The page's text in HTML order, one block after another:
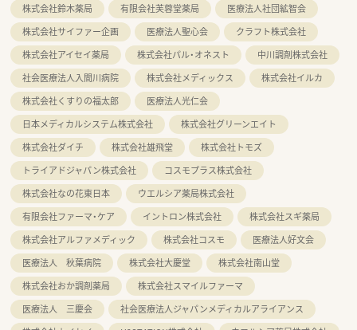
株式会社鈴木薬局
有限会社芙蓉堂薬局
医療法人社団絋智会
株式会社サイファー企画
医療法人聖心会
クラフト株式会社
株式会社アイセイ薬局
株式会社パル・オネスト
中川調剤株式会社
社会医療法人入間川病院
株式会社メディックス
株式会社イルカ
株式会社くすりの福太郎
医療法人光仁会
日本メディカルシステム株式会社
株式会社グリーンエイト
株式会社ダイチ
株式会社雄飛堂
株式会社トモズ
トライアドジャパン株式会社
コスモプラス株式会社
株式会社なの花東日本
ウエルシア薬局株式会社
有限会社ファーマ・ケア
イントロン株式会社
株式会社スギ薬局
株式会社アルファメディック
株式会社コスモ
医療法人好文会
医療法人 秋葉病院
株式会社大慶堂
株式会社南山堂
株式会社おか調剤薬局
株式会社スマイルファーマ
医療法人 三慶会
社会医療法人ジャパンメディカルアライアンス